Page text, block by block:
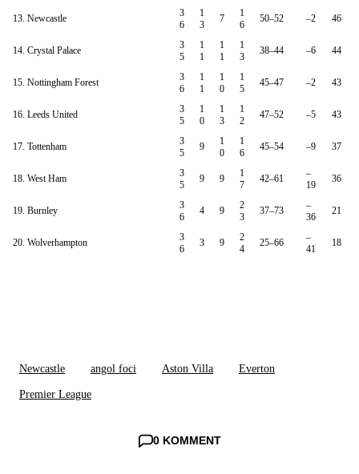
13. Newcastle
3
6
1
3
7
1
6
50–52 –2 46
14. Crystal Palace
3
5
1
1
1
1
1
3
38–44 –6 44
15. Nottingham Forest
3
6
1
1
1
0
1
5
45–47 –2 43
16. Leeds United
3
5
1
0
1
3
1
2
47–52 –5 43
17. Tottenham
3
5
9
1
0
1
6
45–54 –9 37
18. West Ham
3
5
9 9
1
7
42–61
–
19
36
19. Burnley
3
6
4 9
2
3
37–73
–
36
21
20. Wolverhampton
3
6
3 9
2
4
25–66
–
41
18
Newcastle angol foci Aston Villa Everton
Premier League
0 KOMMENT